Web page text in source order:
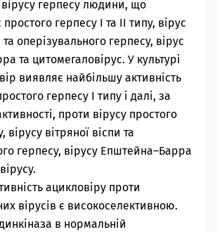
герпесу людини, що
герпесу І та ІІ типу, вірус
та оперізувального герпесу, вірус
та цитомегаловірус. У культурі
виявляє найбільшу активність
герпесу I типу і далі, за
проти вірусу простого
вірусу вітряної віспи та
герпесу, вірусу Епштейна–Барра
ацикловіру проти
вірусів є високоселективною.
в нормальній